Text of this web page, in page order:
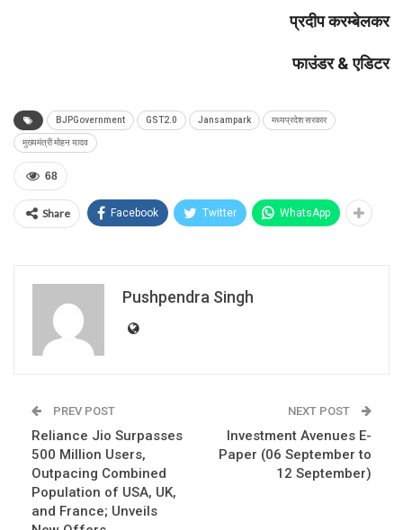
प्रदीप करम्बेलकर
फाउंडर & एडिटर
BJPGovernment GST2.0 Jansampark मध्यप्रदेश सरकार
मुख्यमंत्री मोहन यादव
68
Share Facebook Twitter WhatsApp
Pushpendra Singh
PREV POST
Reliance Jio Surpasses
500 Million Users,
Outpacing Combined
Population of USA, UK,
and France; Unveils
NEXT POST
Investment Avenues E-
Paper (06 September to
12 September)